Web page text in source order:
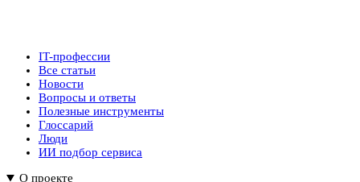
IT-профессии
Все статьи
Новости
Вопросы и ответы
Полезные инструменты
Глоссарий
Люди
ИИ подбор сервиса
О проекте